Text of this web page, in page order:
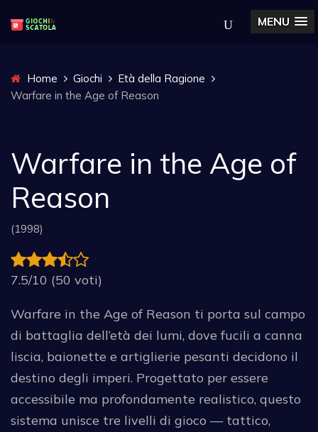
MENU
Home Giochi
Età della Ragione
Warfare in the Age of Reason
Warfare in the Age of
Reason
(1998)
7.5/10 (50 voti)
Warfare in the Age of Reason ti porta sul campo
di battaglia dell’età dei lumi, dove fucili a canna
liscia, baionette e artiglierie pesanti decidono il
destino degli imperi. Progettato per essere
accessibile ma profondamente realistico, questo
sistema unisce tre livelli di gioco — tattico,